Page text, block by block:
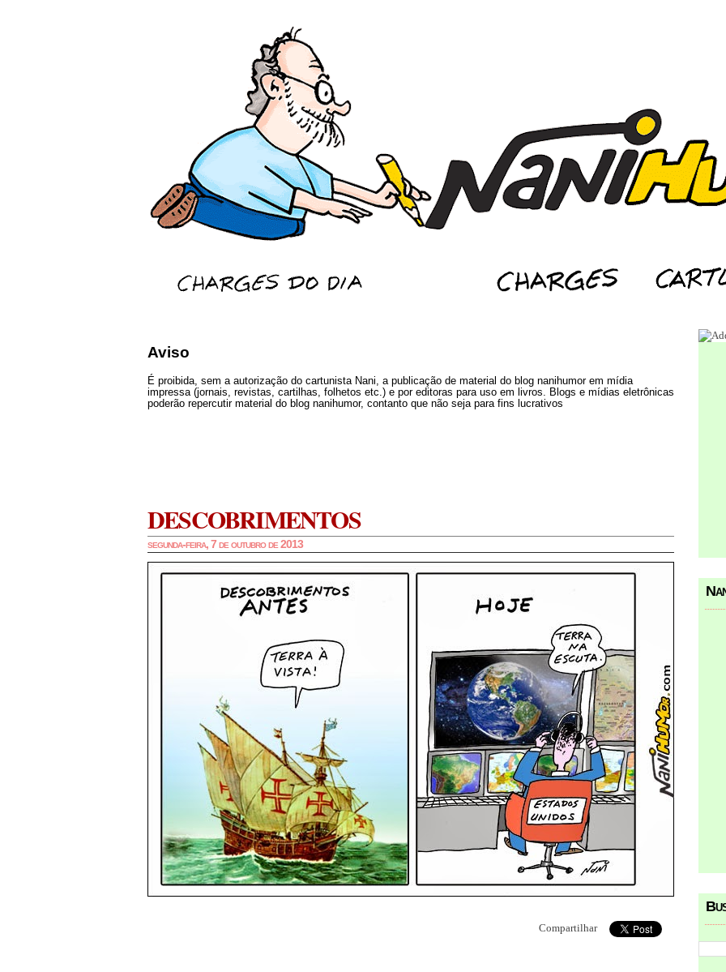
Aviso
É proibida, sem a autorização do cartunista Nani, a publicação de material do blog nanihumor em mídia
impressa (jornais, revistas, cartilhas, folhetos etc.) e por editoras para uso em livros. Blogs e mídias eletrônicas
poderão repercutir material do blog nanihumor, contanto que não seja para fins lucrativos
DESCOBRIMENTOS
segunda-feira, 7 de outubro de 2013
Compartilhar